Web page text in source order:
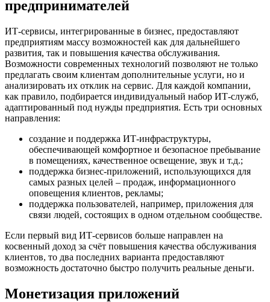
предпринимателей
ИТ-сервисы, интегрированные в бизнес, предоставляют
предприятиям массу возможностей как для дальнейшего
развития, так и повышения качества обслуживания.
Возможности современных технологий позволяют не только
предлагать своим клиентам дополнительные услуги, но и
анализировать их отклик на сервис. Для каждой компании,
как правило, подбирается индивидуальный набор ИТ-служб,
адаптированный под нужды предприятия. Есть три основных
направления:
создание и поддержка ИТ-инфраструктуры,
обеспечивающей комфортное и безопасное пребывание
в помещениях, качественное освещение, звук и т.д.;
поддержка бизнес-приложений, использующихся для
самых разных целей – продаж, информационного
оповещения клиентов, рекламы;
поддержка пользователей, например, приложения для
связи людей, состоящих в одном отдельном сообществе.
Если первый вид ИТ-сервисов больше направлен на
косвенный доход за счёт повышения качества обслуживания
клиентов, то два последних варианта предоставляют
возможность достаточно быстро получить реальные деньги.
Монетизация приложений